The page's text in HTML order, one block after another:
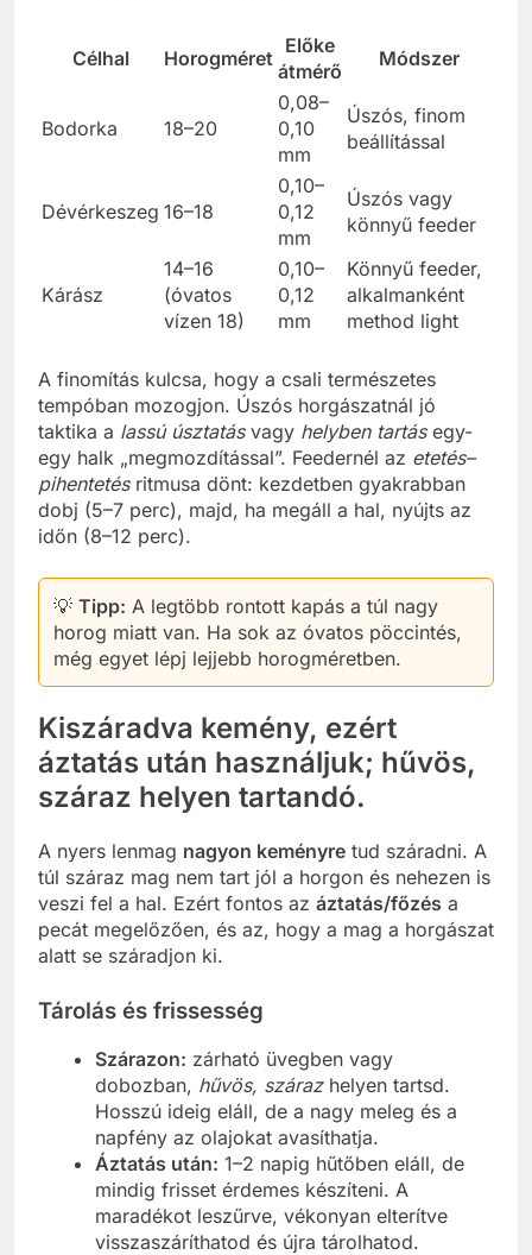
Célhal Horogméret
Előke
átmérő
Módszer
Bodorka 18–20
0,08–
0,10
mm
Úszós, finom
beállítással
Dévérkeszeg 16–18
0,10–
0,12
mm
Úszós vagy
könnyű feeder
Kárász
14–16
(óvatos
vízen 18)
0,10–
0,12
mm
Könnyű feeder,
alkalmanként
method light
A finomítás kulcsa, hogy a csali természetes
tempóban mozogjon. Úszós horgászatnál jó
taktika a lassú úsztatásvagy helyben tartásegy-
egy halk „megmozdítással”. Feedernél az etetés–
pihentetésritmusa dönt: kezdetben gyakrabban
dobj (5–7 perc), majd, ha megáll a hal, nyújts az
időn (8–12 perc).
💡 Tipp: A legtöbb rontott kapás a túl nagy
horog miatt van. Ha sok az óvatos pöccintés,
még egyet lépj lejjebb horogméretben.
Kiszáradva kemény, ezért
áztatás után használjuk; hűvös,
száraz helyen tartandó.
A nyers lenmag nagyon keményre tud száradni. A
túl száraz mag nem tart jól a horgon és nehezen is
veszi fel a hal. Ezért fontos az áztatás/főzés a
pecát megelőzően, és az, hogy a mag a horgászat
alatt se száradjon ki.
Tárolás és frissesség
Szárazon: zárható üvegben vagy
dobozban, hűvös, szárazhelyen tartsd.
Hosszú ideig eláll, de a nagy meleg és a
napfény az olajokat avasíthatja.
Áztatás után: 1–2 napig hűtőben eláll, de
mindig frisset érdemes készíteni. A
maradékot leszűrve, vékonyan elterítve
visszaszáríthatod és újra tárolhatod.